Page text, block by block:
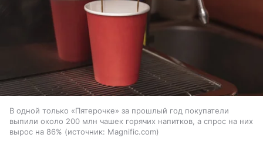
В одной только «Пятерочке» за прошлый год покупатели
выпили около 200 млн чашек горячих напитков, а спрос на них
вырос на 86%
источник: Magnific.com